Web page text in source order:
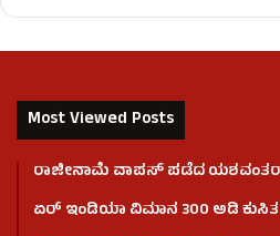
Most Viewed Posts
ರಾಜೀನಾಮೆ ವಾಪಸ್ ಪಡೆದ
ಏರ್ ಇಂಡಿಯಾ ವಿಮಾನ 300 ಅಡಿ ಕುಸಿತ